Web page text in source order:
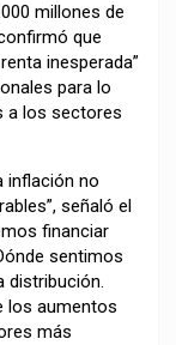
millones de
que
inesperada”
para lo
a los sectores
inflación no
señaló el
financiar
sentimos
distribución.
los aumentos
más